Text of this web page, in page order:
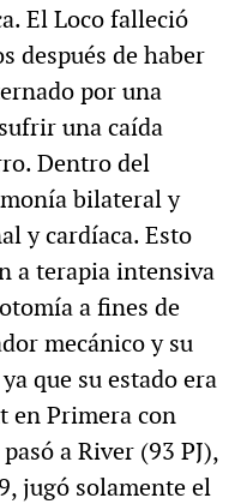
El Loco falleció
después de haber
por una
una caída
Dentro del
bilateral y
y cardíaca. Esto
a terapia intensiva
a fines de
mecánico y su
que su estado era
en Primera con
a River (93 PJ),
jugó solamente el